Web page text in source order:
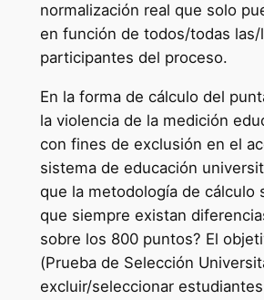
normalización real que solo
en función de todos/todas las/
participantes del proceso.
En la forma de cálculo del
la violencia de la medición
con fines de exclusión en el
sistema de educación
que la metodología de cálculo
que siempre existan
sobre los 800 puntos? El
(Prueba de Selección
excluir/seleccionar